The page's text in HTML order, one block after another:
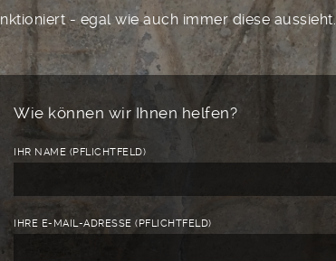
- egal wie auch immer diese aussieht.
Wie können wir Ihnen helfen?
IHR NAME (PFLICHTFELD)
IHRE E-MAIL-ADRESSE (PFLICHTFELD)